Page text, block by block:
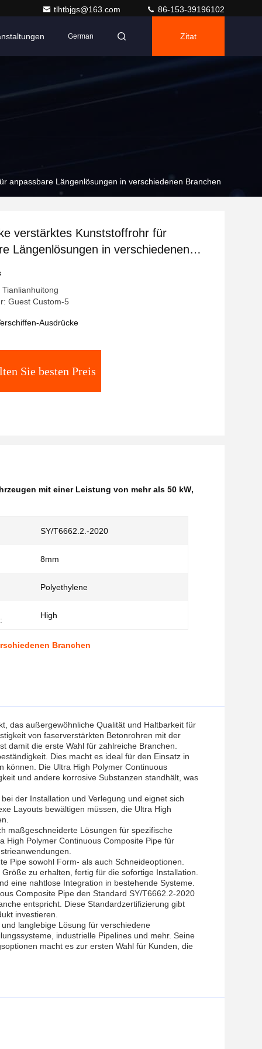
tlhtbjgs@163.com 86-153-39196102
German Zitat
anpassbare Längenlösungen in verschiedenen Branchen
verstärktes Kunststoffrohr für
Längenlösungen in verschiedenen
Guest Custom-5
Ausdrücke
Sie besten Preis
mit einer Leistung von mehr als 50 kW,
SY/T6662.2.-2020
8mm
Polyethylene
High
Branchen
das außergewöhnliche Qualität und Haltbarkeit für
von faserverstärkten Betonrohren mit der
damit die erste Wahl für zahlreiche Branchen.
Dies macht es ideal für den Einsatz in
können. Die Ultra High Polymer Continuous
und andere korrosive Substanzen standhält, was
der Installation und Verlegung und eignet sich
Layouts bewältigen müssen, die Ultra High
maßgeschneiderte Lösungen für spezifische
High Polymer Continuous Composite Pipe für
Pipe sowohl Form- als auch Schneideoptionen.
zu erhalten, fertig für die sofortige Installation.
eine nahtlose Integration in bestehende Systeme.
Composite Pipe den Standard SY/T6662.2-2020
entspricht. Diese Standardzertifizierung gibt
investieren.
langlebige Lösung für verschiedene
industrielle Pipelines und mehr. Seine
macht es zur ersten Wahl für Kunden, die